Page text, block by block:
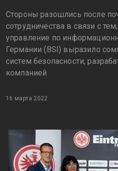
Стороны разошлись после
сотрудничества в связи с
управление по
Германии (BSI) выразило
систем безопасности,
компанией
16 марта 2022